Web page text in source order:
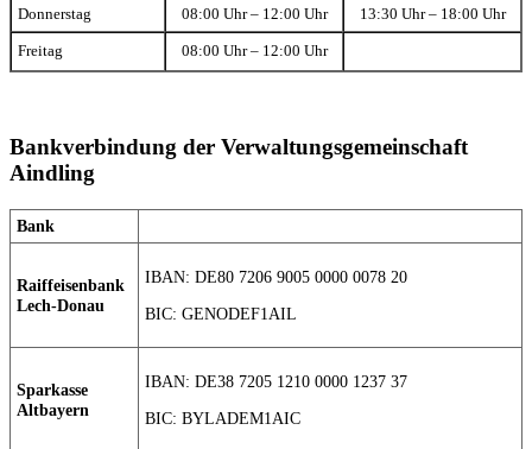
Donnerstag 08:00 Uhr – 12:00 Uhr 13:30 Uhr – 18:00 Uhr
Freitag 08:00 Uhr – 12:00 Uhr
Bankverbindung der Verwaltungsgemeinschaft
Aindling
Bank
Raiffeisenbank
Lech-Donau
IBAN: DE80 7206 9005 0000 0078 20
BIC: GENODEF1AIL
Sparkasse
Altbayern
IBAN: DE38 7205 1210 0000 1237 37
BIC: BYLADEM1AIC